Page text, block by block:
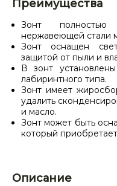
Преимущества
Зонт
нержавеющей стали
Зонт оснащен
защитой от пыли и
В зонт
лабиринтного типа.
Зонт имеет
удалить
и масло.
Зонт может быть
который
Описание